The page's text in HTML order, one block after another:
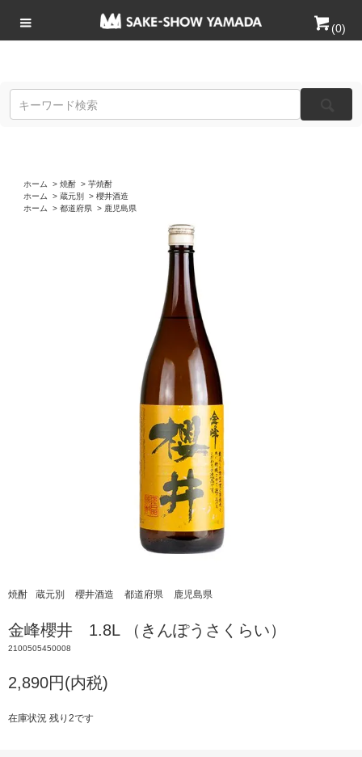
(0)
ホーム > 焼酎 > 芋焼酎
ホーム
> 蔵元別 > 櫻井酒造
ホーム
> 都道府県 > 鹿児島県
焼酎 蔵元別 櫻井酒造 都道府県 鹿児島県
金峰櫻井 1.8L （きんぽうさくらい）
2100505450008
2,890円(内税)
在庫状況 残り2です